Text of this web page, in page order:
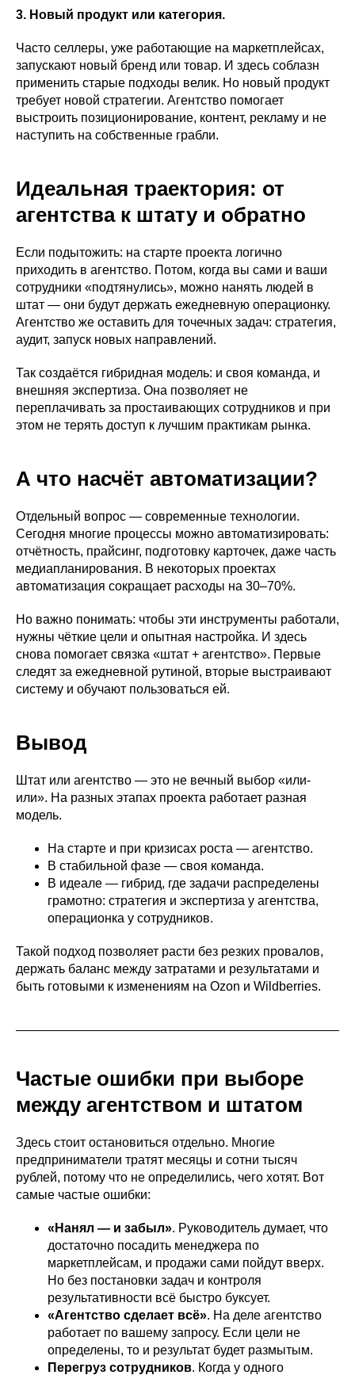
3. Новый продукт или категория.
Часто селлеры, уже работающие на маркетплейсах,
запускают новый бренд или товар. И здесь соблазн
применить старые подходы велик. Но новый продукт
требует новой стратегии. Агентство помогает
выстроить позиционирование, контент, рекламу и не
наступить на собственные грабли.
Идеальная траектория: от
агентства к штату и обратно
Если подытожить: на старте проекта логично
приходить в агентство. Потом, когда вы сами и ваши
сотрудники «подтянулись», можно нанять людей в
штат — они будут держать ежедневную операционку.
Агентство же оставить для точечных задач: стратегия,
аудит, запуск новых направлений.
Так создаётся гибридная модель: и своя команда, и
внешняя экспертиза. Она позволяет не
переплачивать за простаивающих сотрудников и при
этом не терять доступ к лучшим практикам рынка.
А что насчёт автоматизации?
Отдельный вопрос — современные технологии.
Сегодня многие процессы можно автоматизировать:
отчётность, прайсинг, подготовку карточек, даже часть
медиапланирования. В некоторых проектах
автоматизация сокращает расходы на 30–70%.
Но важно понимать: чтобы эти инструменты работали,
нужны чёткие цели и опытная настройка. И здесь
снова помогает связка «штат + агентство». Первые
следят за ежедневной рутиной, вторые выстраивают
систему и обучают пользоваться ей.
Вывод
Штат или агентство — это не вечный выбор «или-
или». На разных этапах проекта работает разная
модель.
На старте и при кризисах роста — агентство.
В стабильной фазе — своя команда.
В идеале — гибрид, где задачи распределены
грамотно: стратегия и экспертиза у агентства,
операционка у сотрудников.
Такой подход позволяет расти без резких провалов,
держать баланс между затратами и результатами и
быть готовыми к изменениям на Ozon и Wildberries.
Частые ошибки при выборе
между агентством и штатом
Здесь стоит остановиться отдельно. Многие
предприниматели тратят месяцы и сотни тысяч
рублей, потому что не определились, чего хотят. Вот
самые частые ошибки:
«Нанял — и забыл». Руководитель думает, что
достаточно посадить менеджера по
маркетплейсам, и продажи сами пойдут вверх.
Но без постановки задач и контроля
результативности всё быстро буксует.
«Агентство сделает всё». На деле агентство
работает по вашему запросу. Если цели не
определены, то и результат будет размытым.
Перегруз сотрудников. Когда у одного